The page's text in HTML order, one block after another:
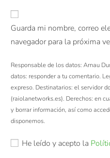
Guarda mi nombre, correo
navegador para la próxima
Responsable de los datos: Arnau
datos: responder a tu comentario.
expreso. Destinatarios: el servidor
(raiolanetworks.es). Derechos: en
y borrar información, así como
disponemos.
He leído y acepto la